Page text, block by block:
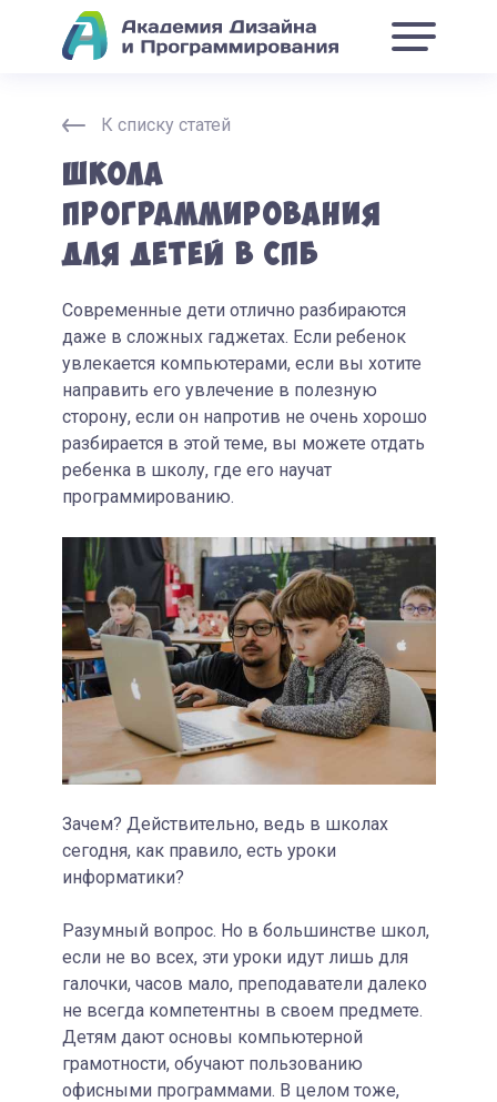
К списку статей
Школа
программирования
для детей в СПБ
Современные дети отлично разбираются
даже в сложных гаджетах. Если ребенок
увлекается компьютерами, если вы хотите
направить его увлечение в полезную
сторону, если он напротив не очень хорошо
разбирается в этой теме, вы можете отдать
ребенка в школу, где его научат
программированию.
Зачем? Действительно, ведь в школах
сегодня, как правило, есть уроки
информатики?
Разумный вопрос. Но в большинстве школ,
если не во всех, эти уроки идут лишь для
галочки, часов мало, преподаватели далеко
не всегда компетентны в своем предмете.
Детям дают основы компьютерной
грамотности, обучают пользованию
офисными программами. В целом тоже,